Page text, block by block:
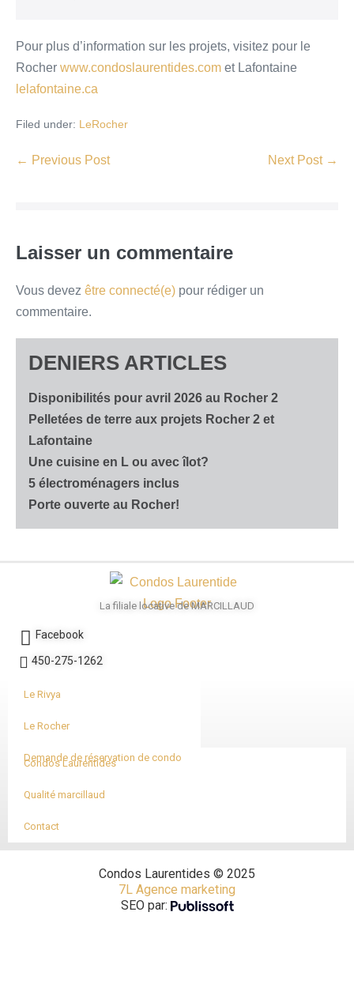
Pour plus d’information sur les projets, visitez pour le
Rocher www.condoslaurentides.com et Lafontaine
lelafontaine.ca
Filed under: LeRocher
← Previous Post Next Post →
Laisser un commentaire
Vous devez être connecté(e) pour rédiger un
commentaire.
DENIERS ARTICLES
Disponibilités pour avril 2026 au Rocher 2
Pelletées de terre aux projets Rocher 2 et
Lafontaine
Une cuisine en L ou avec îlot?
5 électroménagers inclus
Porte ouverte au Rocher!
La filiale locative de MARCILLAUD
Facebook
450-275-1262
Le Rivya
Le Rocher
Demande de réservation de condo
Condos Laurentides
Qualité marcillaud
Contact
Condos Laurentides © 2025
7L Agence marketing
SEO par: